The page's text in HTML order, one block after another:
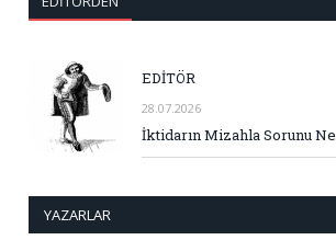
EDİTÖR
28.07.2026
İktidarın Mizahla Sorunu Ne
YAZARLAR